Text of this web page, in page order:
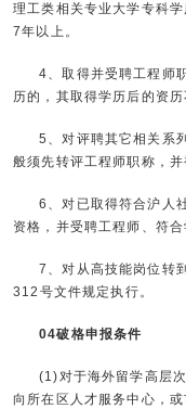
理工类相关专业大学专科
7年以上。
4、取得并受聘工程师
历的，其取得学历后的资历
5、对评聘其它相关系
般须先转评工程师职称，
6、对已取得符合沪人
资格，并受聘工程师、符合
7、对从高技能岗位转
312号文件规定执行。
04破格申报条件
(1)对于海外留学高层
向所在区人才服务中心，